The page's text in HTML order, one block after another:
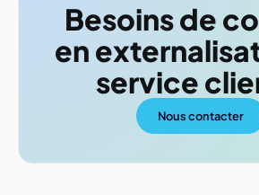
Besoins de
en
service
Nous contacter